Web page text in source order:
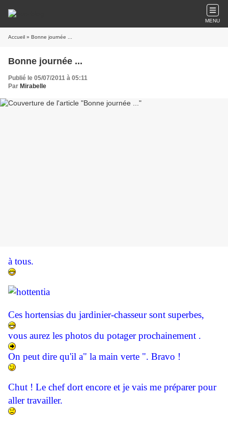
MENU
Accueil » Bonne journée ...
Bonne journée ...
Publié le 05/07/2011 à 05:11
Par Mirabelle
à tous.
Ces hortensias du jardinier-chasseur sont superbes,
vous aurez les photos du potager prochainement .
On peut dire qu'il a" la main verte ". Bravo !
Chut ! Le chef dort encore et je vais me préparer pour
aller travailler.